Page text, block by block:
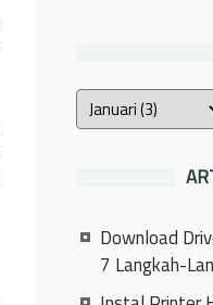
Download
7 Langkah-